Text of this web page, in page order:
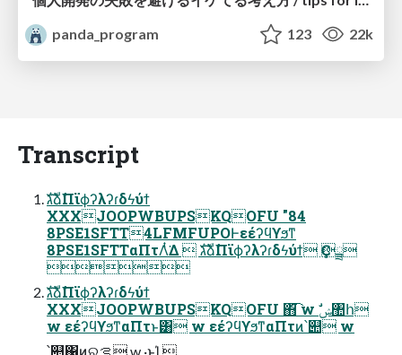
panda_program
123 22k
Transcript
גࣜձࣾΠϊϕʔλʔɾδϟύϯ
XXXJOOPWBUPSKQOFU "84
8PSE1SFTT4LFMFUPOͰεέʔϥϒϧͳ
8PSE1SFTTαΠτΛͭ͘Δ  גࣜձࣾΠϊϕʔλʔɾδϟύϯ ݀Ҫྯ

גࣜձࣾΠϊϕʔλʔɾδϟύϯ
XXXJOOPWBUPSKQOFU ΋͘͡ w ࣗݾ঺հ
w εέʔϥϒϧͳαΠτͱ͸ w εέʔϥϒϧͳαΠτͷ՝୊ w
՝୊΁ͷରࡦ w ·ͱΊ 